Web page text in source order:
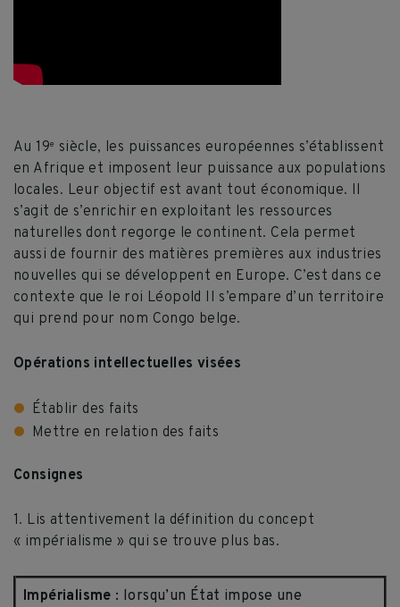
Au 19e siècle, les puissances européennes s’établissent
en Afrique et imposent leur puissance aux populations
locales. Leur objectif est avant tout économique. Il
s’agit de s’enrichir en exploitant les ressources
naturelles dont regorge le continent. Cela permet
aussi de fournir des matières premières aux industries
nouvelles qui se développent en Europe. C’est dans ce
contexte que le roi Léopold II s’empare d’un territoire
qui prend pour nom Congo belge.
Opérations intellectuelles visées
Établir des faits
Mettre en relation des faits
Consignes
1. Lis attentivement la définition du concept
« impérialisme » qui se trouve plus bas.
Impérialisme : lorsqu’un État impose une